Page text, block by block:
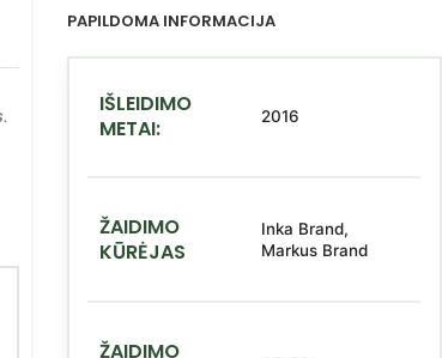
.
PAPILDOMA INFORMACIJA
IŠLEIDIMO
METAI:
2016
ŽAIDIMO
KŪRĖJAS
Inka Brand,
Markus Brand
ŽAIDIMO